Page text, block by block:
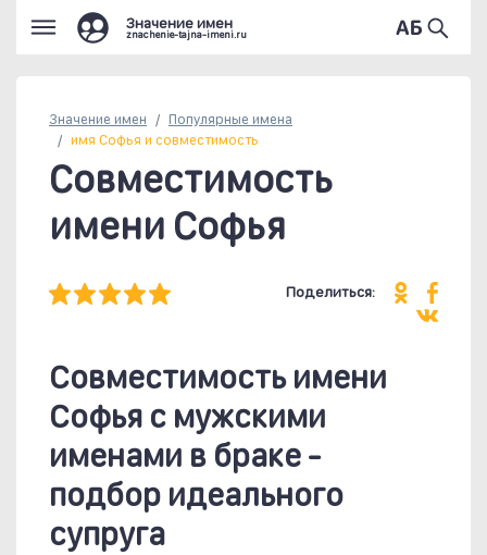
Значение имен
znachenie-tajna-imeni.ru
Значение имен Популярные имена
имя Софья и совместимость
Совместимость
имени Софья
Поделиться:
Совместимость имени
Софья c мужскими
именами в браке -
подбор идеального
супруга